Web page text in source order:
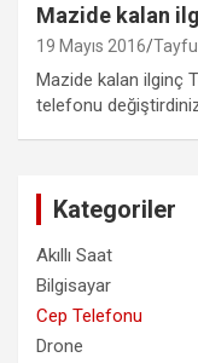
Mazide kalan
19 Mayıs 2016
Mazide kalan ilginç
telefonu
Kategoriler
Akıllı Saat
Bilgisayar
Cep Telefonu
Drone